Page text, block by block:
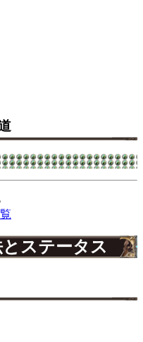
ステータス